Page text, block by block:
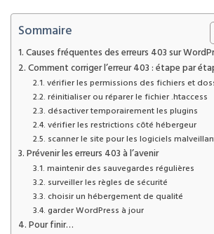
Sommaire
Causes fréquentes des erreurs 403 sur
Comment corriger l’erreur 403 : étape par
vérifier les permissions des fichiers et
réinitialiser ou réparer le fichier .htaccess
désactiver temporairement les plugins
vérifier les restrictions côté hébergeur
scanner le site pour les logiciels
Prévenir les erreurs 403 à l’avenir
maintenir des sauvegardes régulières
surveiller les règles de sécurité
choisir un hébergement de qualité
garder WordPress à jour
Pour finir…